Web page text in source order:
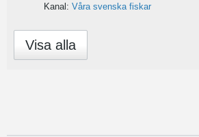
Kanal: Våra svenska fiskar
Visa alla